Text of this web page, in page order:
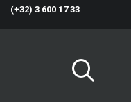
(+32) 3 600 17 33